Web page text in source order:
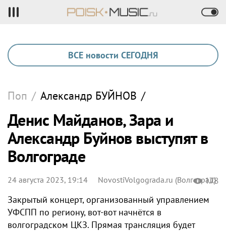
ВСЕ новости СЕГОДНЯ
Поп / Александр БУЙНОВ /
Денис Майданов, Зара и
Александр Буйнов выступят в
Волгограде
24 августа 2023, 19:14 NovostiVolgograda.ru (Волгоград)
178
Закрытый концерт, организованный управлением
УФСПП по региону, вот-вот начнётся в
волгоградском ЦКЗ. Прямая трансляция будет